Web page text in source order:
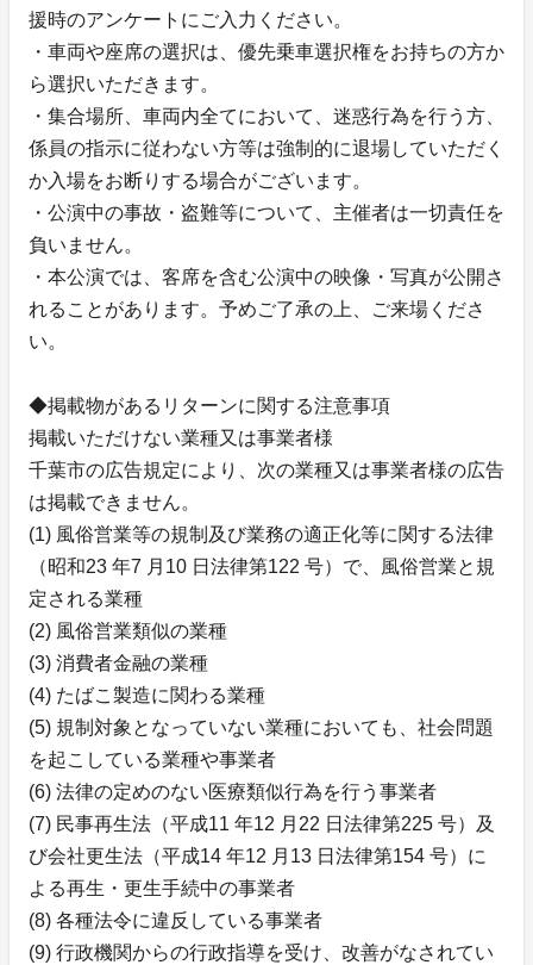
援時のアンケートにご入力ください。
・車両や座席の選択は、優先乗車選択権をお持ちの方か
ら選択いただきます。
・集合場所、車両内全てにおいて、迷惑行為を行う方、
係員の指示に従わない方等は強制的に退場していただく
か入場をお断りする場合がございます。
・公演中の事故・盗難等について、主催者は一切責任を
負いません。
・本公演では、客席を含む公演中の映像・写真が公開さ
れることがあります。予めご了承の上、ご来場くださ
い。
◆掲載物があるリターンに関する注意事項
掲載いただけない業種又は事業者様
千葉市の広告規定により、次の業種又は事業者様の広告
は掲載できません。
(1) 風俗営業等の規制及び業務の適正化等に関する法律
（昭和23 年7 月10 日法律第122 号）で、風俗営業と規
定される業種
(2) 風俗営業類似の業種
(3) 消費者金融の業種
(4) たばこ製造に関わる業種
(5) 規制対象となっていない業種においても、社会問題
を起こしている業種や事業者
(6) 法律の定めのない医療類似行為を行う事業者
(7) 民事再生法（平成11 年12 月22 日法律第225 号）及
び会社更生法（平成14 年12 月13 日法律第154 号）に
よる再生・更生手続中の事業者
(8) 各種法令に違反している事業者
(9) 行政機関からの行政指導を受け、改善がなされてい